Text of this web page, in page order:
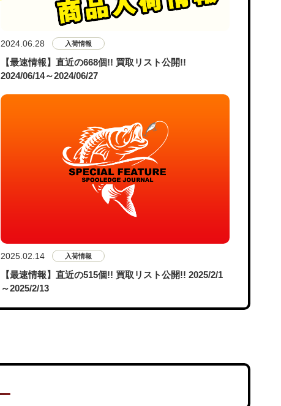
2024.06.28 入荷情報
【最速情報】直近の668個!! 買取リスト公開!!
2024/06/14～2024/06/27
2025.02.14 入荷情報
【最速情報】直近の515個!! 買取リスト公開!! 2025/2/1
～2025/2/13